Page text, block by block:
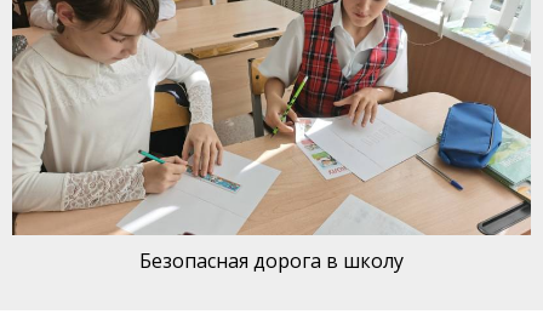
Безопасная дорога в школу